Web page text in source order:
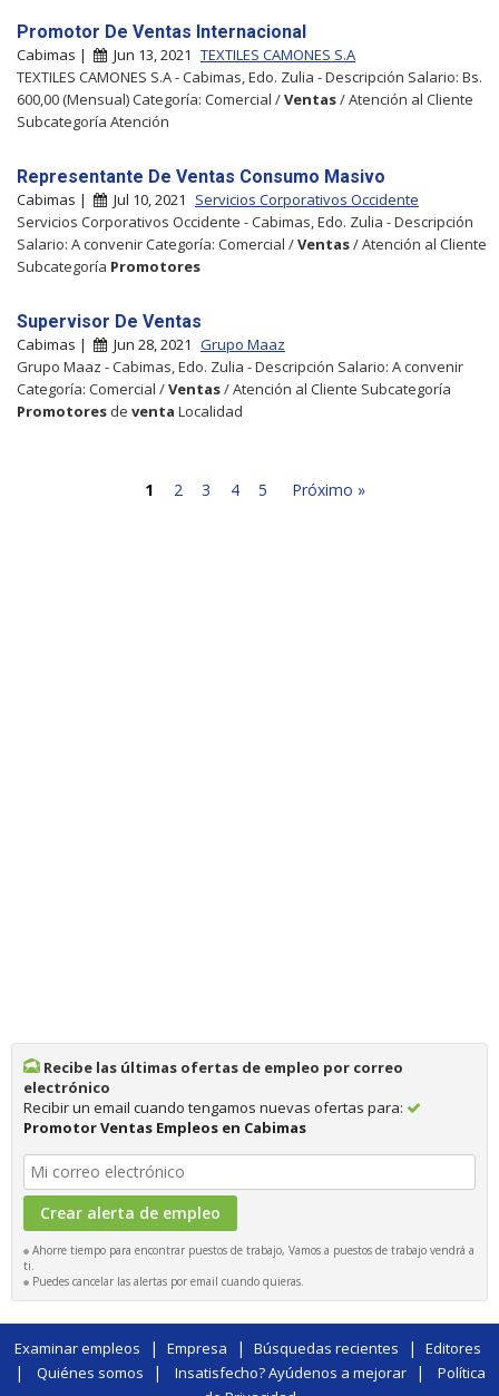
Promotor De Ventas Internacional
Cabimas | Jun 13, 2021 TEXTILES CAMONES S.A
TEXTILES CAMONES S.A - Cabimas, Edo. Zulia - Descripción Salario: Bs.
600,00 (Mensual) Categoría: Comercial /Ventas/ Atención al Cliente
Subcategoría Atención
Representante De Ventas Consumo Masivo
Cabimas | Jul 10, 2021
Servicios Corporativos Occidente
Servicios Corporativos Occidente - Cabimas, Edo. Zulia - Descripción
Salario: A convenir Categoría: Comercial /Ventas/ Atención al Cliente
Subcategoría Promotores
Supervisor De Ventas
Cabimas | Jun 28, 2021 Grupo Maaz
Grupo Maaz - Cabimas, Edo. Zulia - Descripción Salario: A convenir
Categoría: Comercial /Ventas/ Atención al Cliente Subcategoría
Promotores de venta Localidad
1 2 3 4 5 Próximo »
Recibe las últimas ofertas de empleo por correo
electrónico
Recibir un email cuando tengamos nuevas ofertas para:
Promotor Ventas Empleos en Cabimas
Ahorre tiempo para encontrar puestos de trabajo, Vamos a puestos de trabajo vendrá a
ti.
Puedes cancelar las alertas por email cuando quieras.
Examinar empleos | Empresa | Búsquedas recientes | Editores
| Quiénes somos | Insatisfecho? Ayúdenos a mejorar|
Política